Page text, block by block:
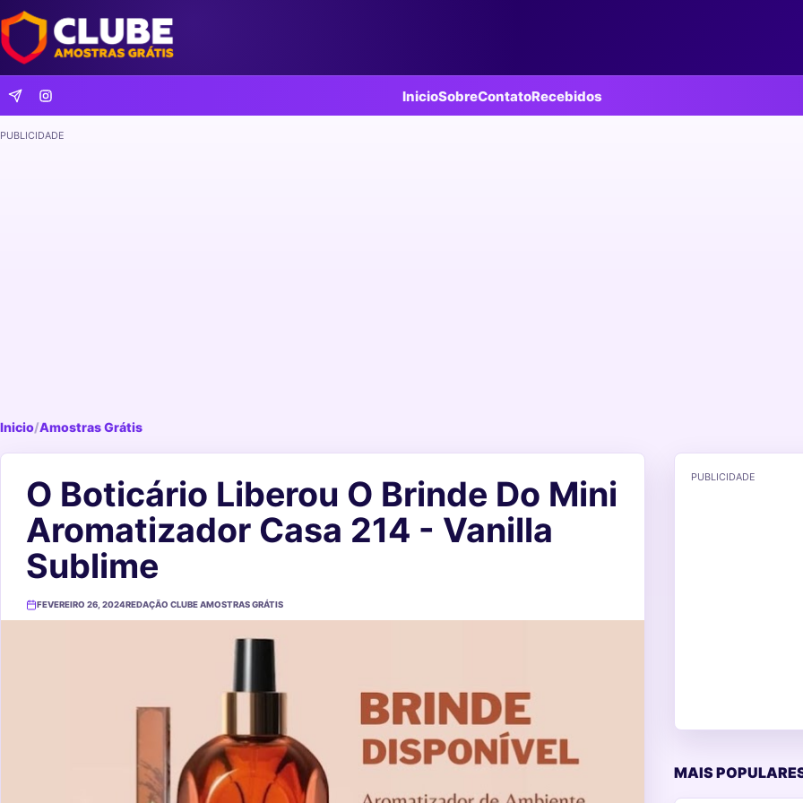
InicioSobreContatoRecebidos
PUBLICIDADE
Inicio/Amostras Grátis
O Boticário Liberou O Brinde Do Mini
Aromatizador Casa 214 - Vanilla
Sublime
FEVEREIRO 26, 2024REDAÇÃO CLUBE AMOSTRAS GRÁTIS
PUBLICIDADE
MAIS